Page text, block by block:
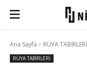
Ana Sayfa RÜYA TABİRLERİ
RÜYA TABİRLERİ